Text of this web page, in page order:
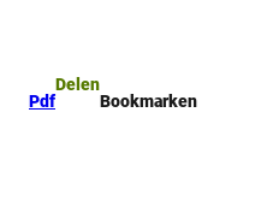
Pdf
Delen
Bookmarken